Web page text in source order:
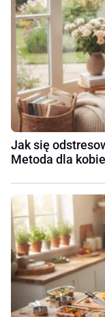
Jak się
Metoda dla